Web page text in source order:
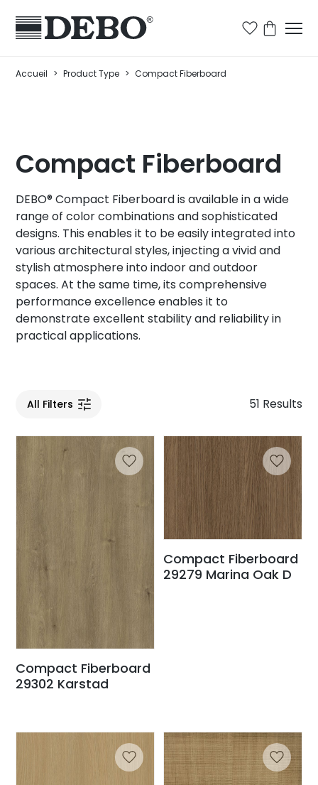
Accueil > Product Type > Compact Fiberboard
Compact Fiberboard
DEBO® Compact Fiberboard is available in a wide
range of color combinations and sophisticated
designs. This enables it to be easily integrated into
various architectural styles, injecting a vivid and
stylish atmosphere into indoor and outdoor
spaces. At the same time, its comprehensive
performance excellence enables it to
demonstrate excellent stability and reliability in
practical applications.
All Filters 51 Results
Compact Fiberboard
29302 Karstad
Compact Fiberboard
29279 Marina Oak D